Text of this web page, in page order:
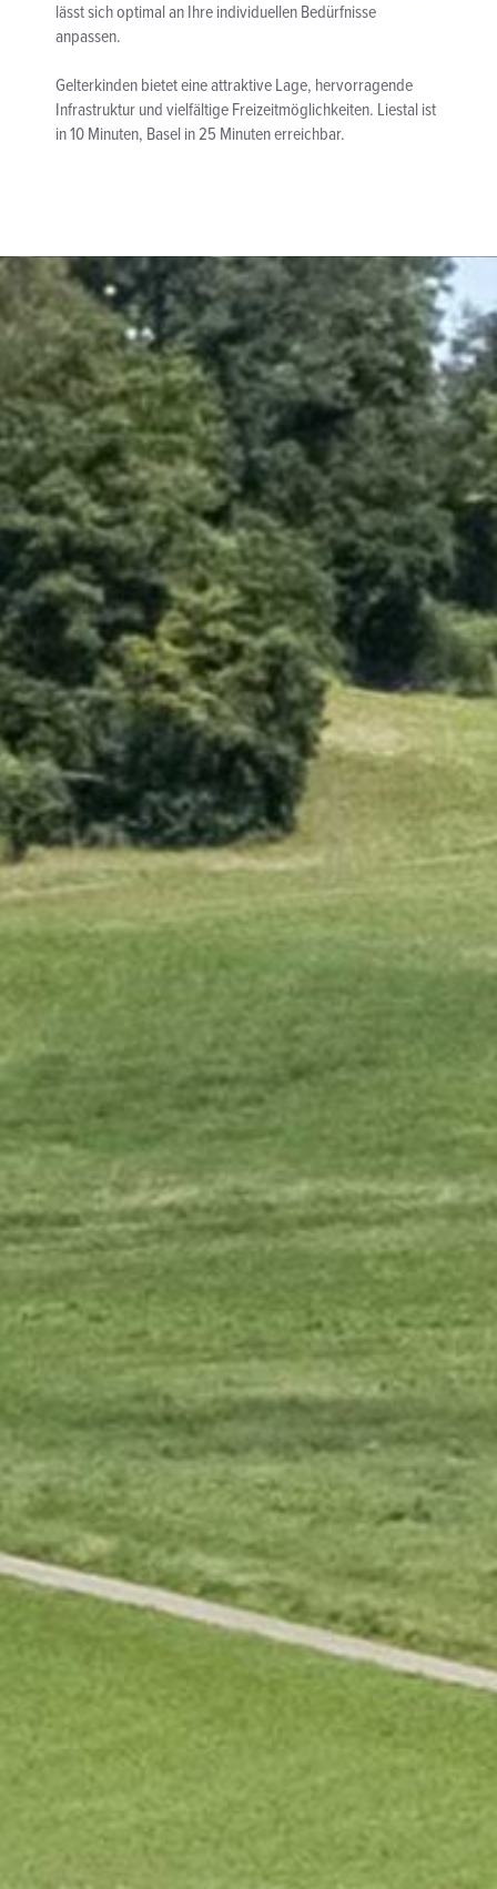
lässt sich optimal an Ihre individuellen Bedürfnisse
anpassen.
Gelterkinden bietet eine attraktive Lage, hervorragende
Infrastruktur und vielfältige Freizeitmöglichkeiten. Liestal ist
in 10 Minuten, Basel in 25 Minuten erreichbar.